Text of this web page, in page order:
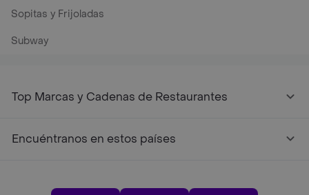
Sopitas y Frijoladas
Subway
Top Marcas y Cadenas de Restaurantes
Encuéntranos en estos países